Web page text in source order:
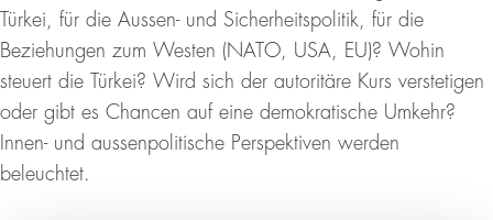
Türkei, für die Aussen- und Sicherheitspolitik, für die
Beziehungen zum Westen (NATO, USA, EU)? Wohin
steuert die Türkei? Wird sich der autoritäre Kurs verstetigen
oder gibt es Chancen auf eine demokratische Umkehr?
Innen- und aussenpolitische Perspektiven werden
beleuchtet.